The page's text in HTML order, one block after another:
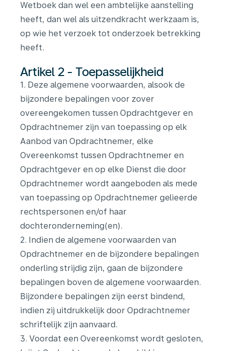
Wetboek dan wel een ambtelijke aanstelling
heeft, dan wel als uitzendkracht werkzaam is,
op wie het verzoek tot onderzoek betrekking
heeft.
Artikel 2 - Toepasselijkheid
1. Deze algemene voorwaarden, alsook de
bijzondere bepalingen voor zover
overeengekomen tussen Opdrachtgever en
Opdrachtnemer zijn van toepassing op elk
Aanbod van Opdrachtnemer, elke
Overeenkomst tussen Opdrachtnemer en
Opdrachtgever en op elke Dienst die door
Opdrachtnemer wordt aangeboden als mede
van toepassing op Opdrachtnemer gelieerde
rechtspersonen en/of haar
dochteronderneming(en).
2. Indien de algemene voorwaarden van
Opdrachtnemer en de bijzondere bepalingen
onderling strijdig zijn, gaan de bijzondere
bepalingen boven de algemene voorwaarden.
Bijzondere bepalingen zijn eerst bindend,
indien zij uitdrukkelijk door Opdrachtnemer
schriftelijk zijn aanvaard.
3. Voordat een Overeenkomst wordt gesloten,